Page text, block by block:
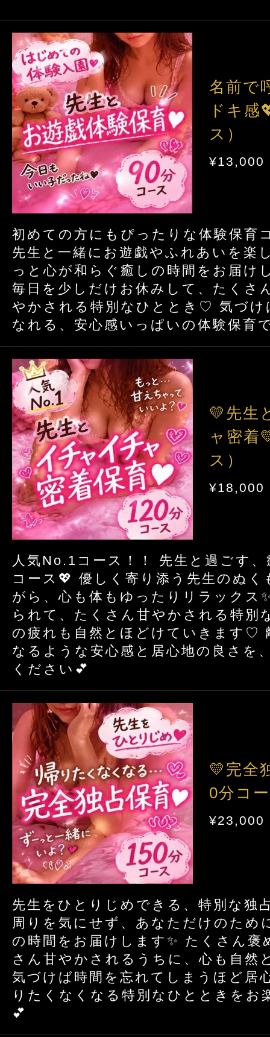
奈良 和歌山
ジャンルから探す
店舗型 マンション(個室)
即セラ
エリアから探す
大阪 京都 兵庫
奈良 和歌山
体験談
写メ日記
ニュース
名前で
ドキ感
ス）
¥13,000
初めての方にもぴったりな体験保育
先生と一緒にお遊戯やふれあいを楽
っと心が和らぐ癒しの時間をお届け
毎日を少しだけお休みして、たくさ
やかされる特別なひととき♡ 気づけ
なれる、安心感いっぱいの体験保育
💛先生
ャ密着
ス）
¥18,000
人気No.1コース！！ 先生と過ごす
コース💖 優しく寄り添う先生のぬ
がら、心も体もゆったりリラックス
られて、たくさん甘やかされる特別
の疲れも自然とほどけていきます♡
なるような安心感と居心地の良さを
ください💕
💛完全
0分コ
¥23,000
先生をひとりじめできる、特別な独
周りを気にせず、あなただけのため
の時間をお届けします✨ たくさん褒
さん甘やかされるうちに、心も自
気づけば時間を忘れてしまうほど居
りたくなくなる特別なひとときをお
💕